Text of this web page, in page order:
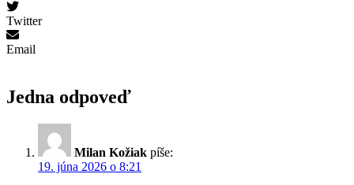
Twitter
Email
Jedna odpoveď
Milan Kožiak píše:
19. júna 2026 o 8:21